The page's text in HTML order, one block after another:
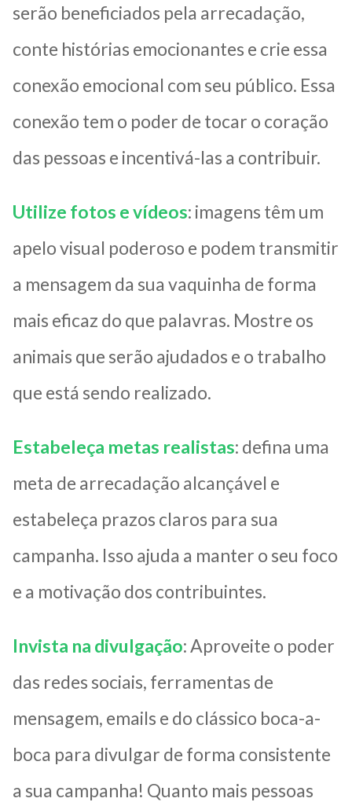
serão beneficiados pela arrecadação,
conte histórias emocionantes e crie essa
conexão emocional com seu público. Essa
conexão tem o poder de tocar o coração
das pessoas e incentivá-las a contribuir.
Utilize fotos e vídeos: imagens têm um
apelo visual poderoso e podem transmitir
a mensagem da sua vaquinha de forma
mais eficaz do que palavras. Mostre os
animais que serão ajudados e o trabalho
que está sendo realizado.
Estabeleça metas realistas: defina uma
meta de arrecadação alcançável e
estabeleça prazos claros para sua
campanha. Isso ajuda a manter o seu foco
e a motivação dos contribuintes.
Invista na divulgação: Aproveite o poder
das redes sociais, ferramentas de
mensagem, emails e do clássico boca-a-
boca para divulgar de forma consistente
a sua campanha! Quanto mais pessoas